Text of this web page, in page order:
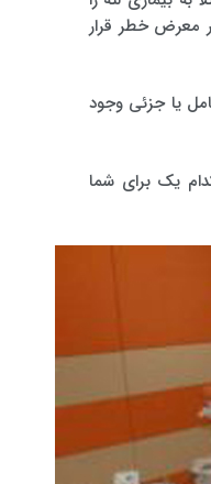
معرض خطر قرار
یا جزئی وجود
یک برای شما